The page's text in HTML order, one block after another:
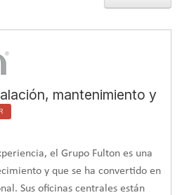
mantenimiento y
el Grupo Fulton es una
y que se ha convertido en
Sus oficinas centrales están